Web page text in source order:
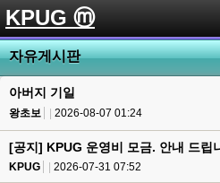
KPUG ⓜ
자유게시판
아버지 기일
왕초보 2026-08-07 01:24
[공지] KPUG 운영비 모금. 안내 드립
KPUG
2026-07-31 07:52